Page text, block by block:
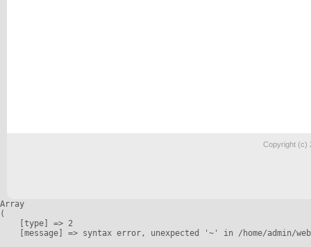
Copyright (c)
Array
(
    [type] => 2
[message] => syntax error, unexpected '~' in /home/admin/